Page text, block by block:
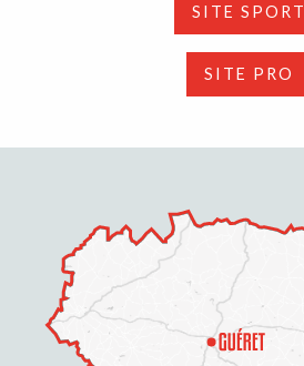
SITE SPORT
SITE PRO